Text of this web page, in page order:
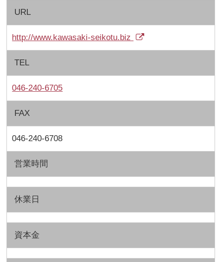
URL
http://www.kawasaki-seikotu.biz
TEL
046-240-6705
FAX
046-240-6708
営業時間
休業日
資本金